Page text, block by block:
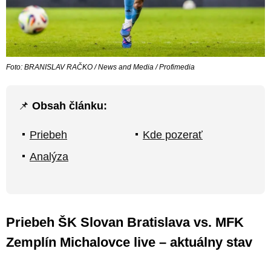
Foto: BRANISLAV RAČKO / News and Media / Profimedia
📌 Obsah článku:
Priebeh
Kde pozerať
Analýza
Priebeh ŠK Slovan Bratislava vs. MFK
Zemplín Michalovce live – aktuálny stav